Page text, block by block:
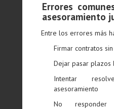
Errores
asesoramiento
Entre los errores más
Firmar contratos
Dejar pasar plazos
Intentar
asesoramiento
No responder